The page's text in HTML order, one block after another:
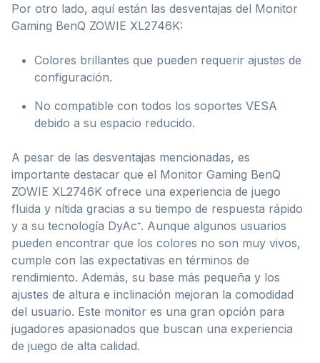
Por otro lado, aquí están las desventajas del Monitor
Gaming BenQ ZOWIE XL2746K:
Colores brillantes que pueden requerir ajustes de
configuración.
No compatible con todos los soportes VESA
debido a su espacio reducido.
A pesar de las desventajas mencionadas, es
importante destacar que el Monitor Gaming BenQ
ZOWIE XL2746K ofrece una experiencia de juego
fluida y nítida gracias a su tiempo de respuesta rápido
y a su tecnología DyAc⁺. Aunque algunos usuarios
pueden encontrar que los colores no son muy vivos,
cumple con las expectativas en términos de
rendimiento. Además, su base más pequeña y los
ajustes de altura e inclinación mejoran la comodidad
del usuario. Este monitor es una gran opción para
jugadores apasionados que buscan una experiencia
de juego de alta calidad.